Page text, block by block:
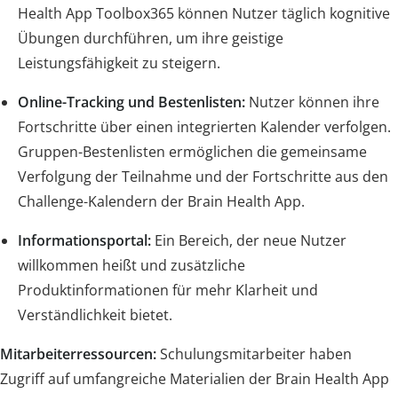
Health App Toolbox365 können Nutzer täglich kognitive
Übungen durchführen, um ihre geistige
Leistungsfähigkeit zu steigern.
Online-Tracking und Bestenlisten: Nutzer können ihre
Fortschritte über einen integrierten Kalender verfolgen.
Gruppen-Bestenlisten ermöglichen die gemeinsame
Verfolgung der Teilnahme und der Fortschritte aus den
Challenge-Kalendern der Brain Health App.
Informationsportal: Ein Bereich, der neue Nutzer
willkommen heißt und zusätzliche
Produktinformationen für mehr Klarheit und
Verständlichkeit bietet.
Mitarbeiterressourcen:Schulungsmitarbeiter haben
Zugriff auf umfangreiche Materialien der Brain Health App